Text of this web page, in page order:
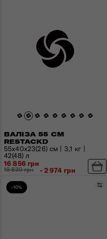
ВАЛІЗА 55 СМ
RESTACKD
55x40x23(26) см | 3,1 кг |
42(48) л
16 856 грн
19 830 грн - 2 974 грн
-10%